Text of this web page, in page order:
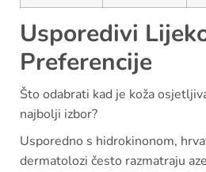
Usporedivi
Preferencije
Što odabrati kad je koža
najbolji izbor?
Usporedno s hidrokinonom,
dermatolozi često razmatraju